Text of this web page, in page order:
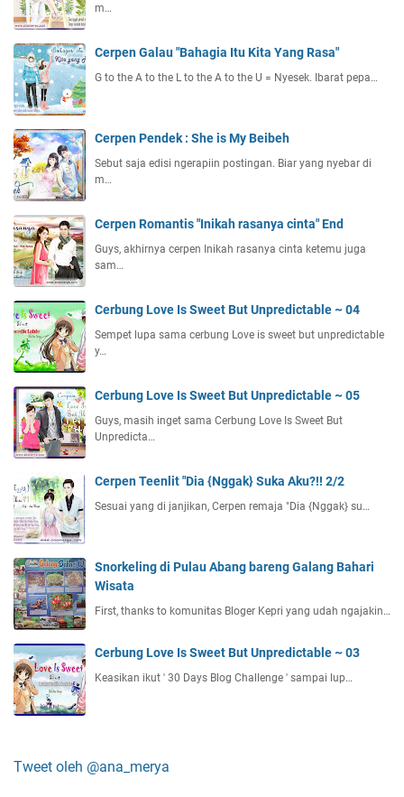
m…
Cerpen Galau "Bahagia Itu Kita Yang Rasa"
G to the A to the L to the A to the U = Nyesek. Ibarat pepa…
Cerpen Pendek : She is My Beibeh
Sebut saja edisi ngerapiin postingan. Biar yang nyebar di
m…
Cerpen Romantis "Inikah rasanya cinta" End
Guys, akhirnya cerpen Inikah rasanya cinta ketemu juga
sam…
Cerbung Love Is Sweet But Unpredictable ~ 04
Sempet lupa sama cerbung Love is sweet but unpredictable
y…
Cerbung Love Is Sweet But Unpredictable ~ 05
Guys, masih inget sama Cerbung Love Is Sweet But
Unpredicta…
Cerpen Teenlit "Dia {Nggak} Suka Aku?!! 2/2
Sesuai yang di janjikan, Cerpen remaja "Dia {Nggak} su…
Snorkeling di Pulau Abang bareng Galang Bahari
Wisata
First, thanks to komunitas Bloger Kepri yang udah ngajakin…
Cerbung Love Is Sweet But Unpredictable ~ 03
Keasikan ikut ' 30 Days Blog Challenge ' sampai lup…
Tweet oleh @ana_merya